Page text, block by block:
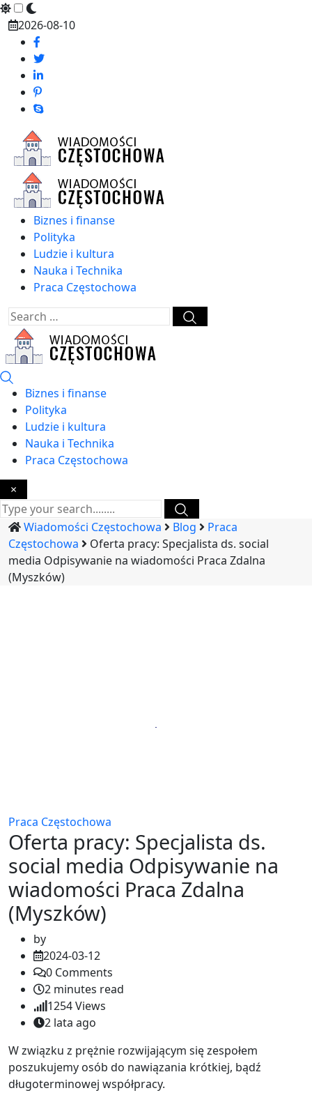
Skip
content
2026-08-10
Biznes i finanse
Polityka
Ludzie i kultura
Nauka i Technika
Praca Częstochowa
Biznes i finanse
Polityka
Ludzie i kultura
Nauka i Technika
Praca Częstochowa
×
Wiadomości Częstochowa Blog
Praca
Częstochowa
Oferta pracy: Specjalista ds. social
media Odpisywanie na wiadomości Praca Zdalna
(Myszków)
Praca Częstochowa
Oferta pracy: Specjalista ds.
social media Odpisywanie na
wiadomości Praca Zdalna
(Myszków)
by
2024-03-12
0 Comments
2 minutes read
1254Views
2 lata ago
W związku z prężnie rozwijającym się zespołem
poszukujemy osób do nawiązania krótkiej, bądź
długoterminowej współpracy.